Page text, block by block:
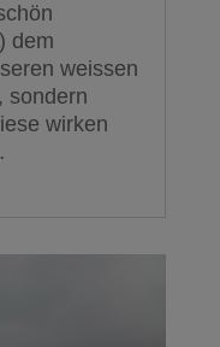
dem
weissen
sondern
wirken